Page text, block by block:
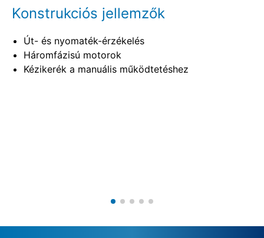
Konstrukciós jellemzők
Út- és nyomaték-érzékelés
Háromfázisú motorok
Kézikerék a manuális működtetéshez